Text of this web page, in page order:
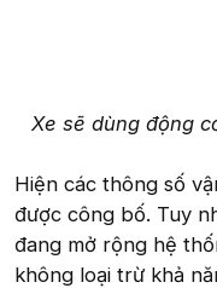
Xe sẽ dùng động
Hiện các thông số
được công bố. Tuy
đang mở rộng hệ
không loại trừ khả